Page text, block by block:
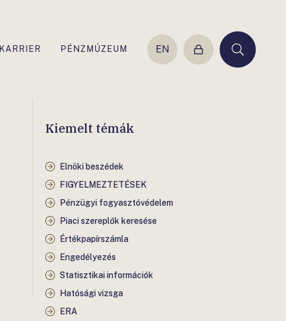
KARRIER PÉNZMÚZEUM EN
Belépés Keresés
Kiemelt témák
Elnöki beszédek
FIGYELMEZTETÉSEK
Pénzügyi fogyasztóvédelem
Piaci szereplők keresése
Értékpapírszámla
Engedélyezés
Statisztikai információk
Hatósági vizsga
ERA